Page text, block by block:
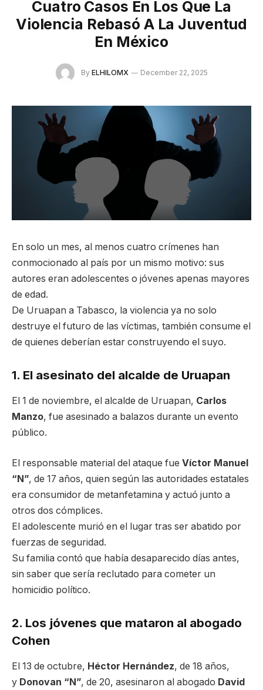
Cuatro Casos En Los Que La
Violencia Rebasó A La Juventud
En México
By ELHILOMX December 22, 2025
En solo un mes, al menos cuatro crímenes han
conmocionado al país por un mismo motivo: sus
autores eran adolescentes o jóvenes apenas mayores
de edad.
De Uruapan a Tabasco, la violencia ya no solo
destruye el futuro de las víctimas, también consume el
de quienes deberían estar construyendo el suyo.
1. El asesinato del alcalde de Uruapan
El 1 de noviembre, el alcalde de Uruapan, Carlos
Manzo, fue asesinado a balazos durante un evento
público.
El responsable material del ataque fue Víctor Manuel
“N”, de 17 años, quien según las autoridades estatales
era consumidor de metanfetamina y actuó junto a
otros dos cómplices.
El adolescente murió en el lugar tras ser abatido por
fuerzas de seguridad.
Su familia contó que había desaparecido días antes,
sin saber que sería reclutado para cometer un
homicidio político.
2. Los jóvenes que mataron al abogado
Cohen
El 13 de octubre, Héctor Hernández, de 18 años,
y Donovan “N”, de 20, asesinaron al abogado David